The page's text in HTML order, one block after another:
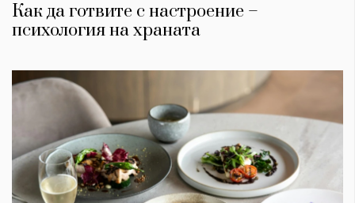
Как да готвите с настроение –
психология на храната